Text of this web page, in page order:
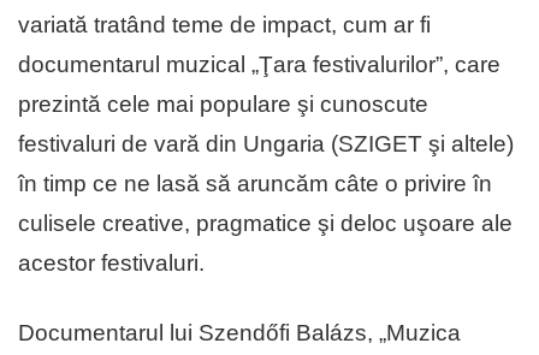
variată tratând teme de impact, cum ar fi
documentarul muzical „Ţara festivalurilor”, care
prezintă cele mai populare şi cunoscute
festivaluri de vară din Ungaria (SZIGET şi altele)
în timp ce ne lasă să aruncăm câte o privire în
culisele creative, pragmatice şi deloc uşoare ale
acestor festivaluri.
Documentarul lui Szendőfi Balázs, „Muzica